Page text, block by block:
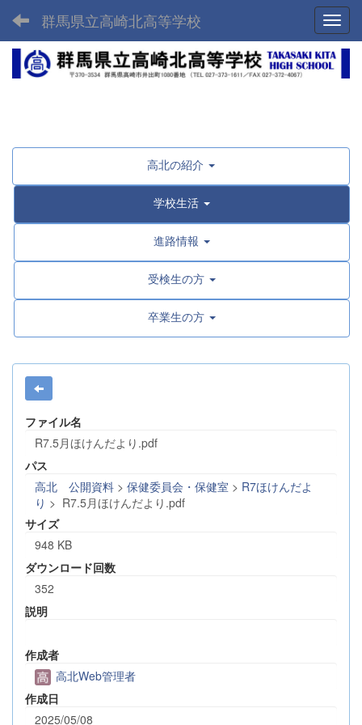
群馬県立高崎北高等学校
高北の紹介
学校生活
進路情報
受検生の方
卒業生の方
ファイル名
R7.5月ほけんだより.pdf
パス
高北 公開資料 > 保健委員会・保健室 > R7ほけんだよ
り > R7.5月ほけんだより.pdf
サイズ
948 KB
ダウンロード回数
352
説明
作成者
高北Web管理者
作成日
2025/05/08